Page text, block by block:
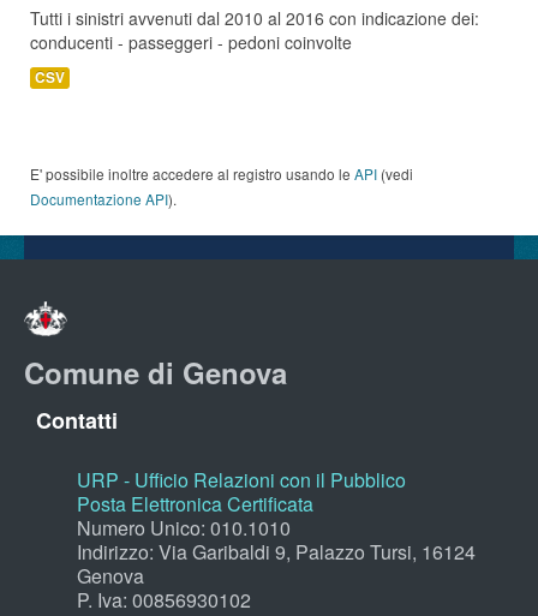
Tutti i sinistri avvenuti dal 2010 al 2016 con indicazione dei:
conducenti - passeggeri - pedoni coinvolte
CSV
E' possibile inoltre accedere al registro usando le API (vedi
Documentazione API).
Comune di Genova
Contatti
URP - Ufficio Relazioni con il Pubblico
Posta Elettronica Certificata
Numero Unico: 010.1010
Indirizzo: Via Garibaldi 9, Palazzo Tursi, 16124
Genova
P. Iva: 00856930102